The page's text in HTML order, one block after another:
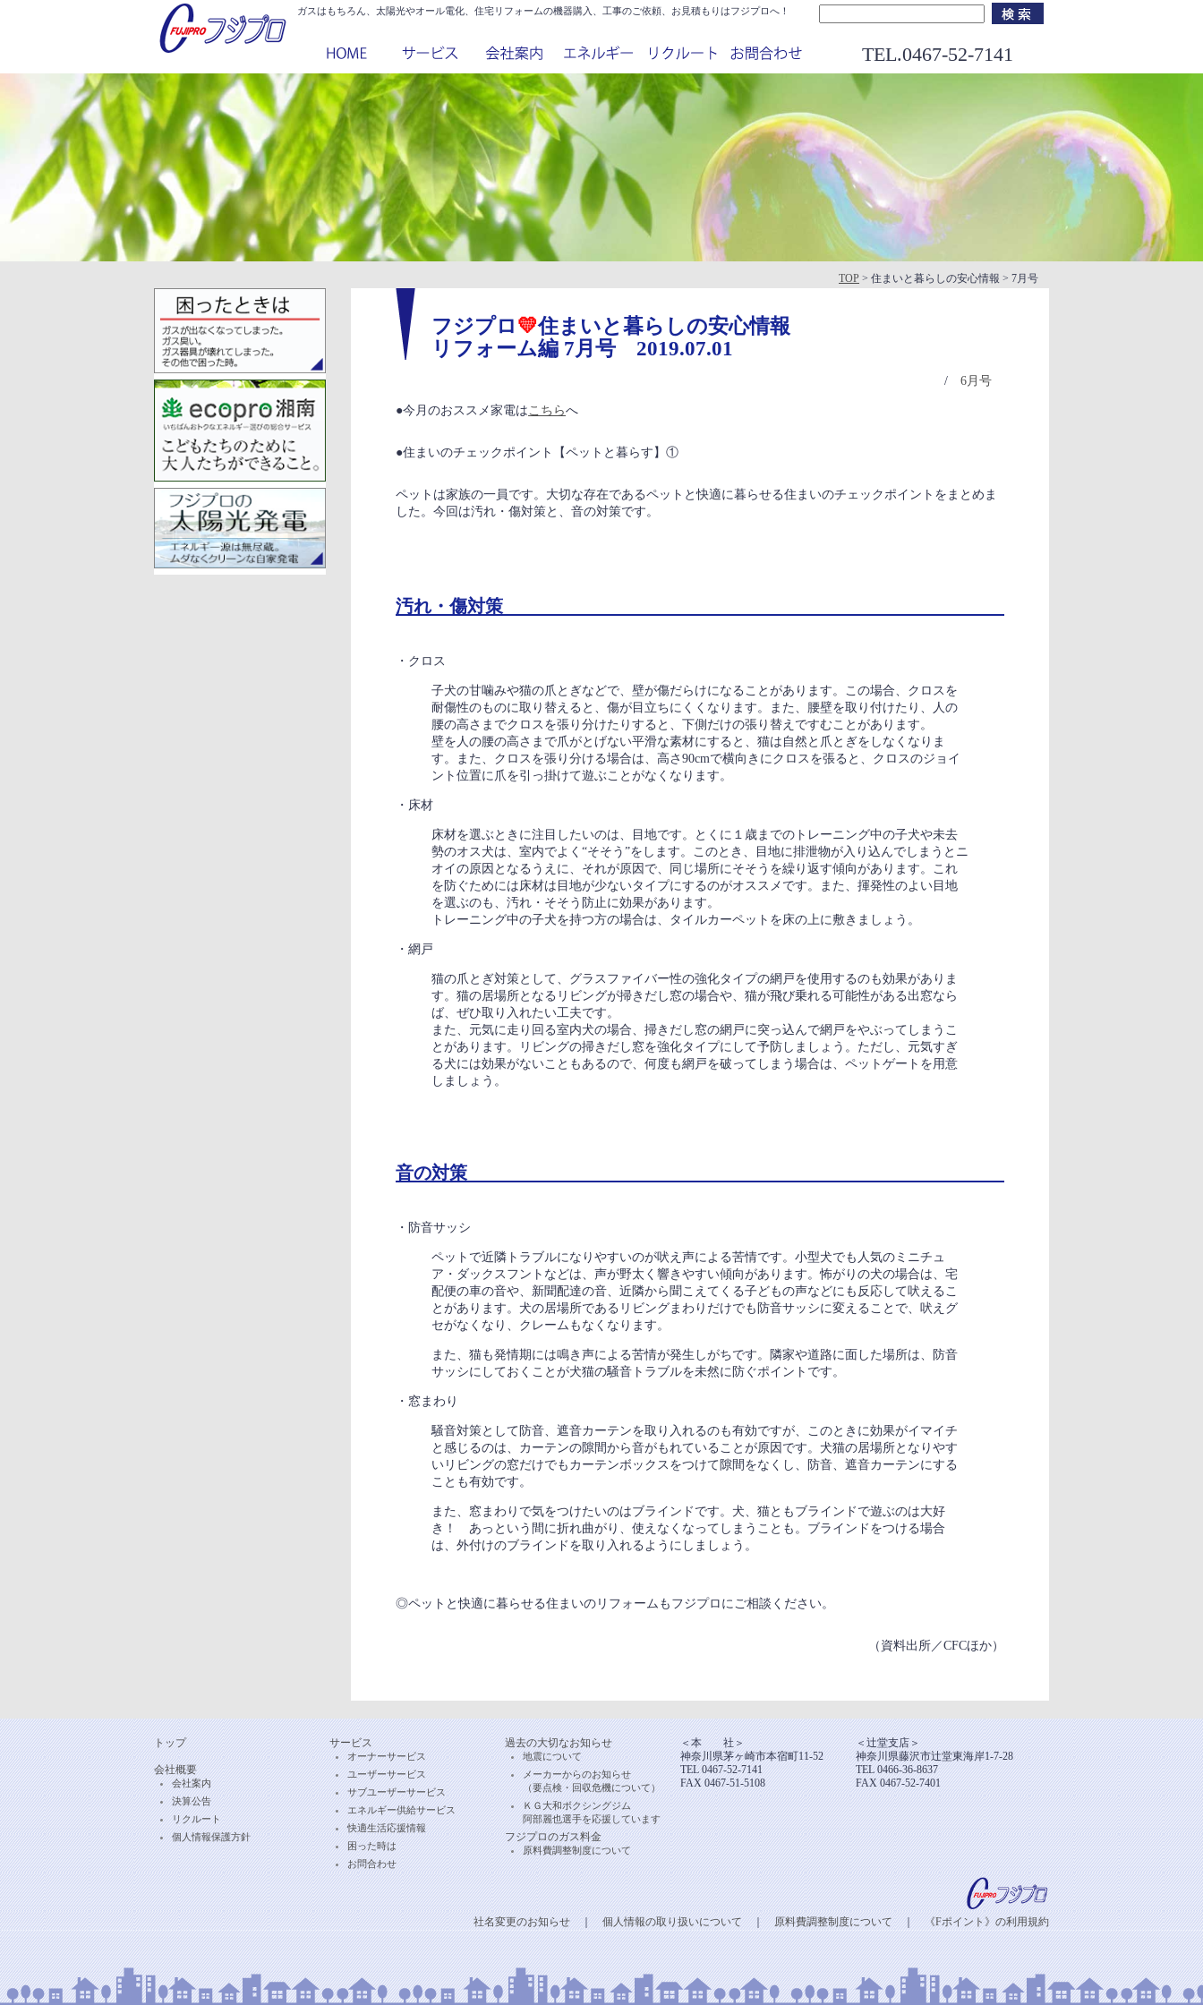
ガスはもちろん、太陽光やオール電化、住宅リフォームの機器購入、工事のご依頼、お見積もりはフジプロへ！
TEL.0467-52-7141
TOP > 住まいと暮らしの安心情報 > 7月号
フジプロ 💛住まいと暮らしの安心情報
リフォーム編 7月号 2019.07.01
/ 6月号
●今月のおススメ家電はこちらへ
●住まいのチェックポイント【ペットと暮らす】①
ペットは家族の一員です。大切な存在であるペットと快適に暮らせる住まいのチェックポイントをまとめま
した。今回は汚れ・傷対策と、音の対策です。
汚れ・傷対策
・クロス
子犬の甘噛みや猫の爪とぎなどで、壁が傷だらけになることがあります。この場合、クロスを
耐傷性のものに取り替えると、傷が目立ちにくくなります。また、腰壁を取り付けたり、人の
腰の高さまでクロスを張り分けたりすると、下側だけの張り替えですむことがあります。
壁を人の腰の高さまで爪がとげない平滑な素材にすると、猫は自然と爪とぎをしなくなりま
す。また、クロスを張り分ける場合は、高さ90cmで横向きにクロスを張ると、クロスのジョイ
ント位置に爪を引っ掛けて遊ぶことがなくなります。
・床材
床材を選ぶときに注目したいのは、目地です。とくに１歳までのトレーニング中の子犬や未去
勢のオス犬は、室内でよく“そそう”をします。このとき、目地に排泄物が入り込んでしまうとニ
オイの原因となるうえに、それが原因で、同じ場所にそそうを繰り返す傾向があります。これ
を防ぐためには床材は目地が少ないタイプにするのがオススメです。また、揮発性のよい目地
を選ぶのも、汚れ・そそう防止に効果があります。
トレーニング中の子犬を持つ方の場合は、タイルカーペットを床の上に敷きましょう。
・網戸
猫の爪とぎ対策として、グラスファイバー性の強化タイプの網戸を使用するのも効果がありま
す。猫の居場所となるリビングが掃きだし窓の場合や、猫が飛び乗れる可能性がある出窓なら
ば、ぜひ取り入れたい工夫です。
また、元気に走り回る室内犬の場合、掃きだし窓の網戸に突っ込んで網戸をやぶってしまうこ
とがあります。リビングの掃きだし窓を強化タイプにして予防しましょう。ただし、元気すぎ
る犬には効果がないこともあるので、何度も網戸を破ってしまう場合は、ペットゲートを用意
しましょう。
音の対策
・防音サッシ
ペットで近隣トラブルになりやすいのが吠え声による苦情です。小型犬でも人気のミニチュ
ア・ダックスフントなどは、声が野太く響きやすい傾向があります。怖がりの犬の場合は、宅
配便の車の音や、新聞配達の音、近隣から聞こえてくる子どもの声などにも反応して吠えるこ
とがあります。犬の居場所であるリビングまわりだけでも防音サッシに変えることで、吠えグ
セがなくなり、クレームもなくなります。
また、猫も発情期には鳴き声による苦情が発生しがちです。隣家や道路に面した場所は、防音
サッシにしておくことが犬猫の騒音トラブルを未然に防ぐポイントです。
・窓まわり
騒音対策として防音、遮音カーテンを取り入れるのも有効ですが、このときに効果がイマイチ
と感じるのは、カーテンの隙間から音がもれていることが原因です。犬猫の居場所となりやす
いリビングの窓だけでもカーテンボックスをつけて隙間をなくし、防音、遮音カーテンにする
ことも有効です。
また、窓まわりで気をつけたいのはブラインドです。犬、猫ともブラインドで遊ぶのは大好
き！ あっという間に折れ曲がり、使えなくなってしまうことも。ブラインドをつける場合
は、外付けのブラインドを取り入れるようにしましょう。
◎ペットと快適に暮らせる住まいのリフォームもフジプロにご相談ください。
（資料出所／CFCほか）
トップ
会社概要
会社案内
決算公告
リクルート
個人情報保護方針
サービス
オーナーサービス
ユーザーサービス
サブユーザーサービス
エネルギー供給サービス
快適生活応援情報
困った時は
お問合わせ
過去の大切なお知らせ
地震について
メーカーからのお知らせ
（要点検・回収危機について）
ＫＧ大和ボクシングジム
阿部麗也選手を応援しています
フジプロのガス料金
原料費調整制度について
＜本 社＞
神奈川県茅ヶ崎市本宿町11-52
TEL 0467-52-7141
FAX 0467-51-5108
＜辻堂支店＞
神奈川県藤沢市辻堂東海岸1-7-28
TEL 0466-36-8637
FAX 0467-52-7401
社名変更のお知らせ｜個人情報の取り扱いについて｜原料費調整制度について｜《Fポイント》の利用規約